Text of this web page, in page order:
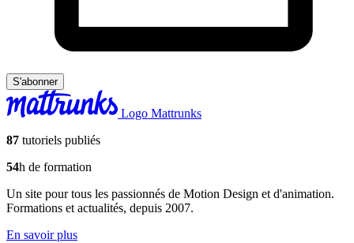
S'abonner
Logo Mattrunks
87 tutoriels publiés
54h de formation
Un site pour tous les passionnés de Motion Design et d'animation.
Formations et actualités, depuis 2007.
En savoir plus